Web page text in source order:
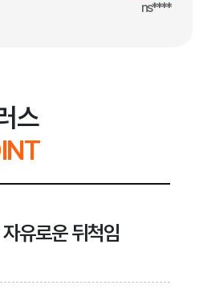
ns****
스
자유로운 뒤척임